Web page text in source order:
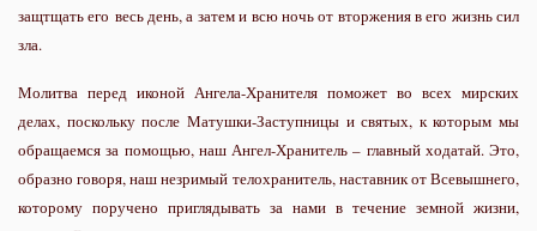
защтщать его весь день, а затем и всю ночь от вторжения в его жизнь сил
зла.
Молитва перед иконой Ангела-Хранителя поможет во всех мирских
делах, поскольку после Матушки-Заступницы и святых, к которым мы
обращаемся за помощью, наш Ангел-Хранитель – главный ходатай. Это,
образно говоря, наш незримый телохранитель, наставник от Всевышнего,
которому поручено приглядывать за нами в течение земной жизни,